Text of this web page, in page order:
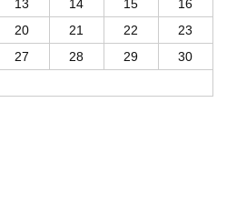
13 14 15
16
20 21 22
23
27 28 29
30